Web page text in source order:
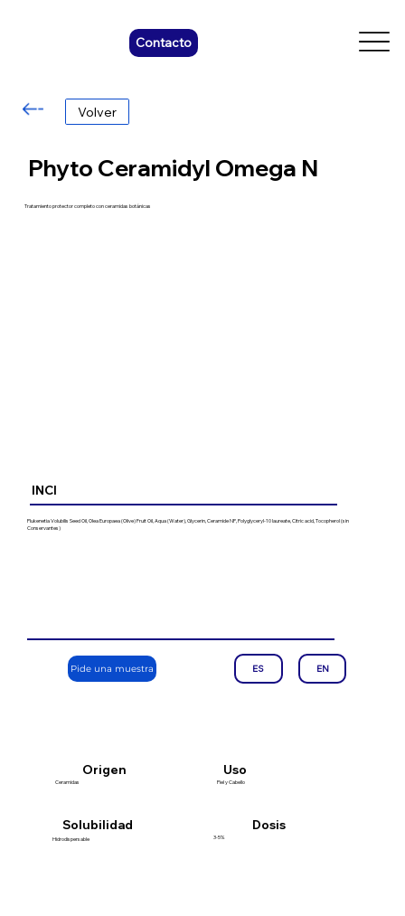
Contacto
Volver
Phyto Ceramidyl Omega N
Tratamiento protector completo con ceramidas botánicas
Pide una muestra EN
ES
Plukenetia Volubilis Seed Oil, Olea Europaea (Olive) Fruit Oil, Aqua (Water), Glycerin, Ceramide NP, Polyglyceryl-10 laureate, Citric acid, Tocopherol (sin
Conservantes)
INCI
Origen
Ceramidas Piel y Cabello
Uso
Hidrodispersable
Solubilidad
3-5%
Dosis